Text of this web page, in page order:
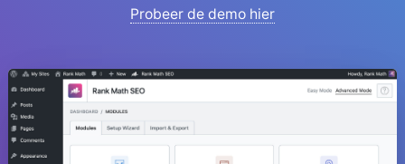
Probeer de demo hier